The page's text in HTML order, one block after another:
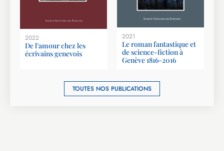
2022
De l’amour chez les
écrivains genevois
2021
Le roman fantastique et
de science-fiction à
Genève 1816-2016
TOUTES NOS PUBLICATIONS